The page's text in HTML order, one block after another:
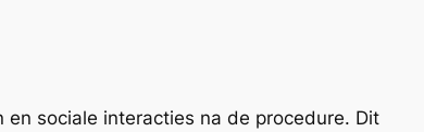
sociale interacties na de procedure. Dit